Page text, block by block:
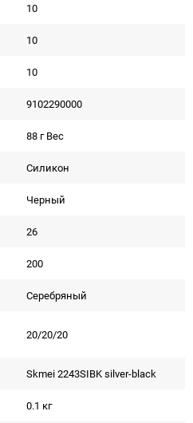
10
10
10
9102290000
88 г Вес
Силикон
Черный
26
200
Серебряный
20/20/20
Skmei 2243SIBK silver-black
0.1 кг